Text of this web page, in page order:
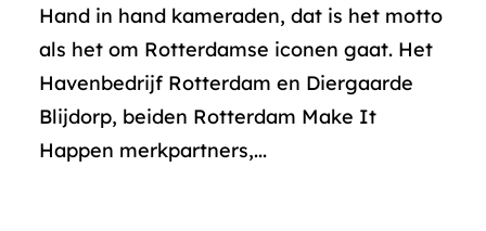
Hand in hand kameraden, dat is het motto
als het om Rotterdamse iconen gaat. Het
Havenbedrijf Rotterdam en Diergaarde
Blijdorp, beiden Rotterdam Make It
Happen merkpartners,...